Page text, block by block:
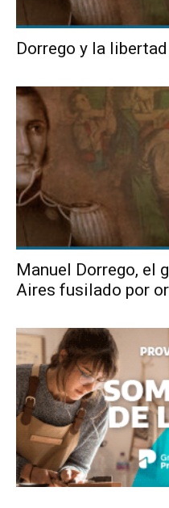
Dorrego y la
Manuel Dorrego, el
Aires fusilado por